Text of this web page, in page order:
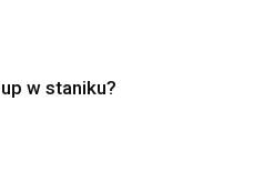
w staniku?